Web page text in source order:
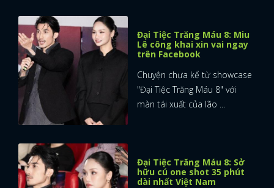
Đại Tiệc Trăng Máu 8: Miu
Lê công khai xin vai ngay
trên Facebook
Chuyện chưa kể từ showcase
"Đại Tiệc Trăng Máu 8" với
màn tái xuất của lão ...
Đại Tiệc Trăng Máu 8: Sở
hữu cú one shot 35 phút
dài nhất Việt Nam